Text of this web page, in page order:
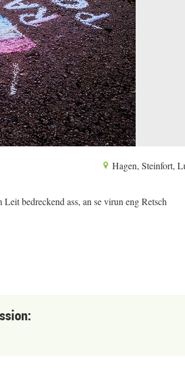
Hagen, Steinfort,
bedreckend ass, an se virun eng Retsch